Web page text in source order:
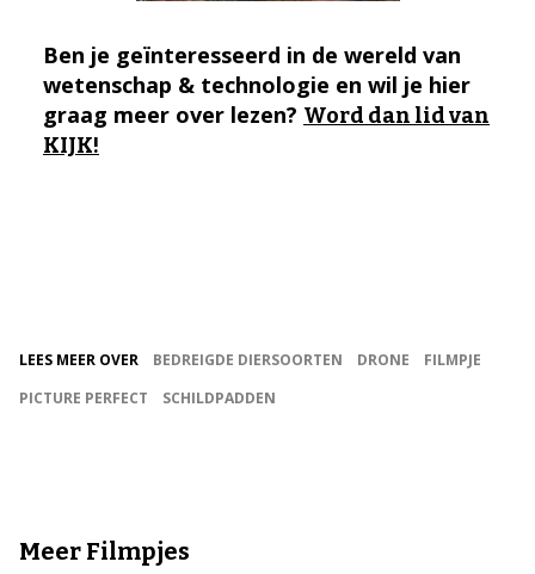
Ben je geïnteresseerd in de wereld van
wetenschap & technologie en wil je hier
graag meer over lezen? Word dan lid van
KIJK!
LEES MEER OVER BEDREIGDE DIERSOORTEN DRONE
FILMPJE
PICTURE PERFECT
SCHILDPADDEN
Meer Filmpjes